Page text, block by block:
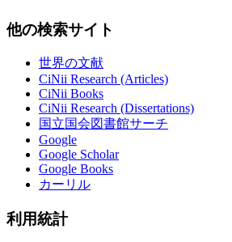
他の検索サイト
世界の文献
CiNii Research (Articles)
CiNii Books
CiNii Research (Dissertations)
国立国会図書館サーチ
Google
Google Scholar
Google Books
カーリル
利用統計